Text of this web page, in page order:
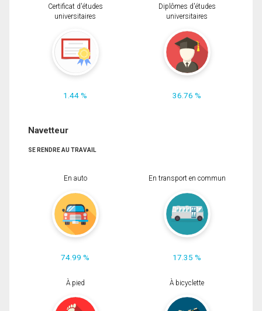
Certificat d'études
universitaires
1.44 %
Diplômes d'études
universitaires
36.76 %
Navetteur
SE RENDRE AU TRAVAIL
En auto
74.99 %
En transport en commun
17.35 %
À pied À bicyclette